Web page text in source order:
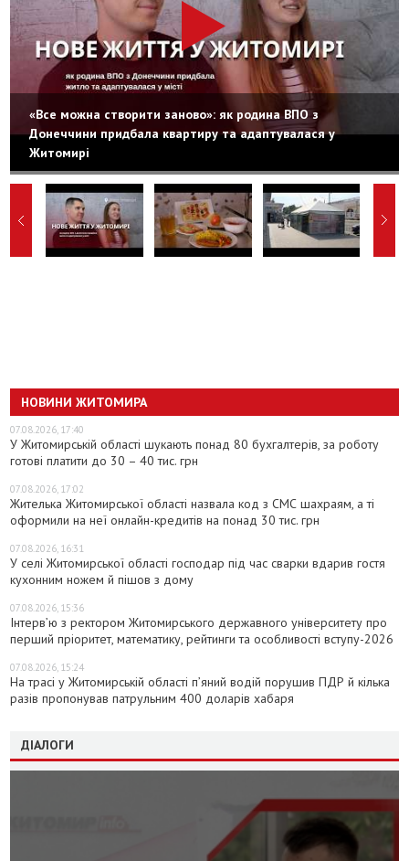
«Все можна створити заново»: як родина ВПО з
Донеччини придбала квартиру та адаптувалася у
Житомирі
НОВИНИ ЖИТОМИРА
07.08.2026, 17:40
У Житомирській області шукають понад 80 бухгалтерів, за роботу
готові платити до 30 – 40 тис. грн
07.08.2026, 17:02
Жителька Житомирської області назвала код з СМС шахраям, а ті
оформили на неї онлайн-кредитів на понад 30 тис. грн
07.08.2026, 16:31
У селі Житомирської області господар під час сварки вдарив гостя
кухонним ножем й пішов з дому
07.08.2026, 15:36
Інтерв’ю з ректором Житомирського державного університету про
перший пріоритет, математику, рейтинги та особливості вступу-2026
07.08.2026, 15:24
На трасі у Житомирській області п’яний водій порушив ПДР й кілька
разів пропонував патрульним 400 доларів хабаря
ДІАЛОГИ